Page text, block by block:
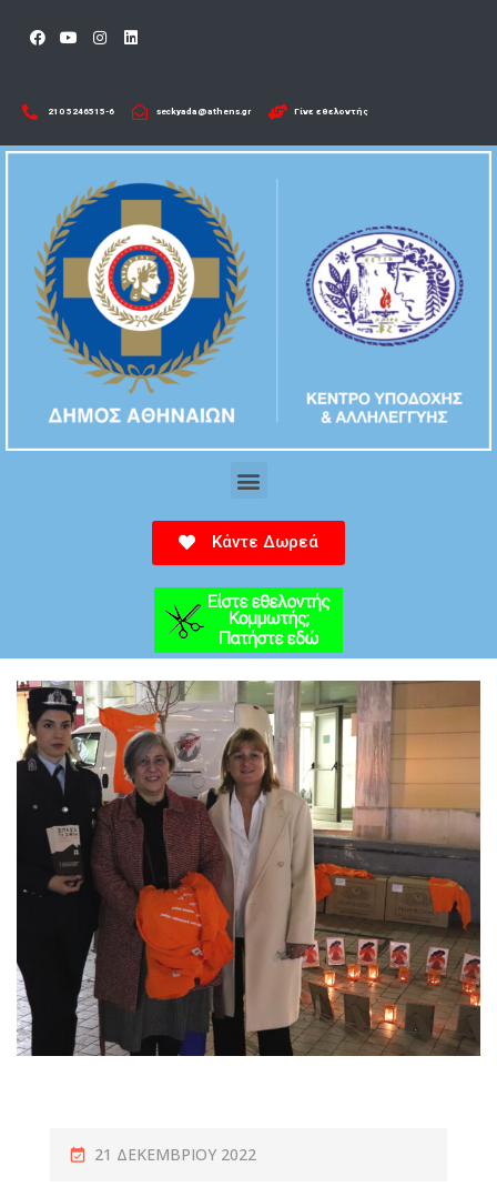
210 5246515-6​ seckyada@athens.gr Γίνε εθελοντής
Κάντε Δωρεά
21 ΔΕΚΕΜΒΡΊΟΥ 2022